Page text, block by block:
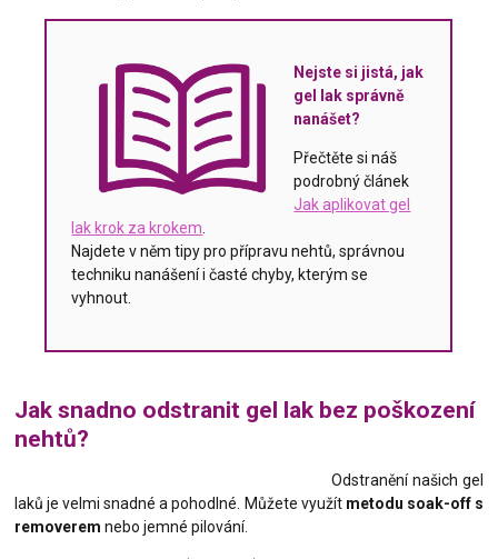
Nejste si jistá, jak
gel lak správně
nanášet?
Přečtěte si náš
podrobný článek
Jak aplikovat gel
lak krok za krokem.
Najdete v něm tipy pro přípravu nehtů, správnou
techniku nanášení i časté chyby, kterým se
vyhnout.
Jak snadno odstranit gel lak bez poškození
nehtů?
Odstranění našich gel
laků je velmi snadné a pohodlné. Můžete využít metodu soak-off s
removerem nebo jemné pilování.